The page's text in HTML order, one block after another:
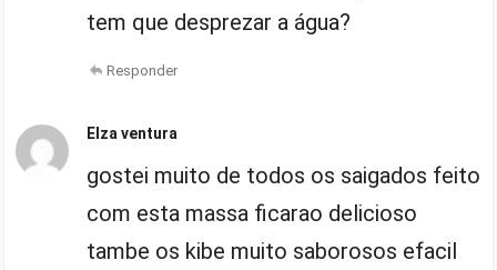
tem que desprezar a água?
Responder
Elza ventura
gostei muito de todos os saigados feito
com esta massa ficarao delicioso
tambe os kibe muito saborosos efacil